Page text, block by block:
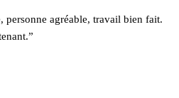
personne agréable, travail bien fait.